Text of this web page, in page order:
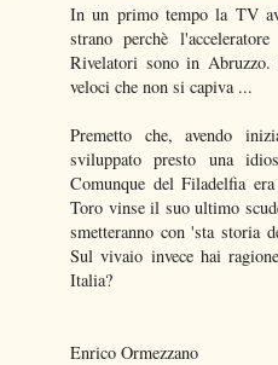
In un primo tempo la TV
strano perchè
Rivelatori sono in Abruzzo.
veloci che non si capiva ...
Premetto che, avendo
sviluppato presto una
Comunque del Filadelfia
Toro vinse il suo ultimo
smetteranno con 'sta storia
Sul vivaio invece hai
Italia?
Enrico Ormezzano